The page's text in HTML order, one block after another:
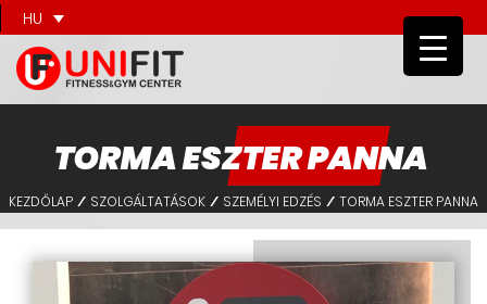
HU
TORMA ESZTER PANNA
KEZDŐLAP / SZOLGÁLTATÁSOK / SZEMÉLYI EDZÉS / TORMA ESZTER PANNA